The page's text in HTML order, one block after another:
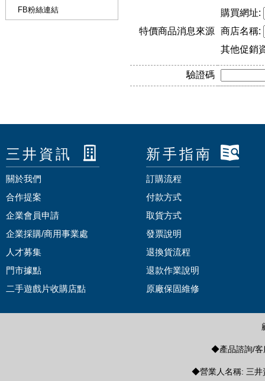
特價商品消息來源
購買網址:
商店名稱:
其他促銷
驗證碼
FB粉絲連結
三井資訊
關於我們
合作提案
企業會員申請
企業採購/商用事業處
人才募集
門市據點
二手遊戲片收購店點
新手指南
訂購流程
付款方式
取貨方式
發票說明
退換貨流程
退款作業說明
原廠保固維修
◆產品諮詢/客
◆營業人名稱: 三井